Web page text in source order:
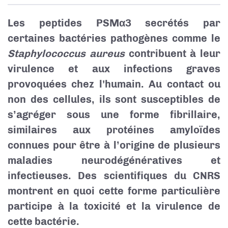
Les peptides PSMα3 secrétés par
certaines bactéries pathogènes comme le
Staphylococcus aureuscontribuent à leur
virulence et aux infections graves
provoquées chez l'humain. Au contact ou
non des cellules, ils sont susceptibles de
s’agréger sous une forme fibrillaire,
similaires aux protéines amyloïdes
connues pour être à l’origine de plusieurs
maladies neurodégénératives et
infectieuses. Des scientifiques du CNRS
montrent en quoi cette forme particulière
participe à la toxicité et la virulence de
cette bactérie.